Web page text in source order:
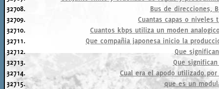
32708.
Bus de direcciones,
32709.
Cuantas capas o niveles
32710.
Cuantos kbps utiliza un moden
32711.
Que compañia japonesa inicio la
32712.
Que
32713.
Que
32714.
Cual era el apodo utilizado
32715.
que es un